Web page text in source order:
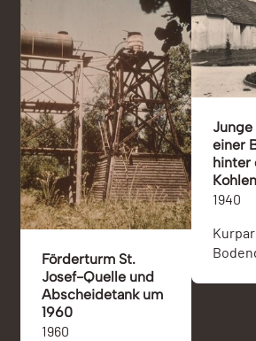
Förderturm St.
Josef-Quelle und
Abscheidetank um
1960
1960
einer
hinter
Josepf
1940